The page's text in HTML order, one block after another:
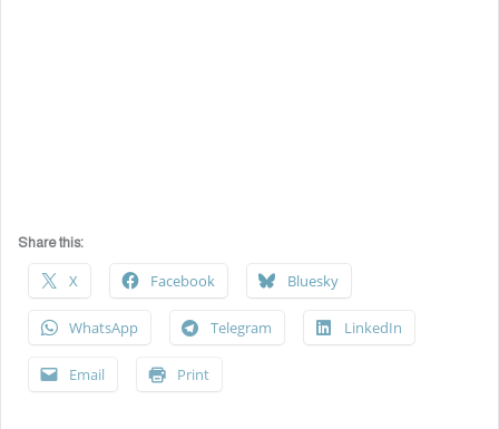
Share this:
X Facebook Bluesky
WhatsApp Telegram LinkedIn
Email Print